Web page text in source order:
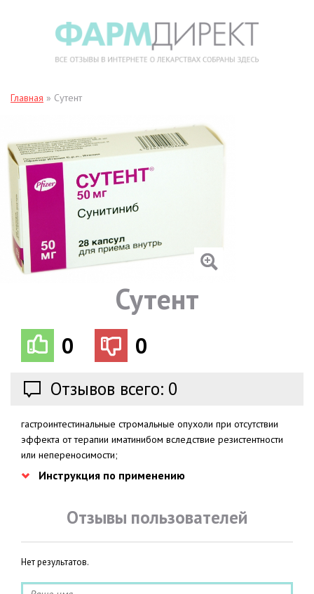
Главная » Сутент
Сутент
0 0
Отзывов всего: 0
гастроинтестинальные стромальные опухоли при отсутствии
эффекта от терапии иматинибом вследствие резистентности
или непереносимости;
Инструкция по применению
Отзывы пользователей
Нет результатов.